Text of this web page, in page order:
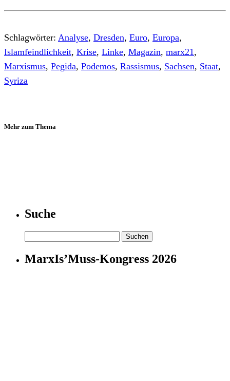
Schlagwörter: Analyse, Dresden, Euro, Europa,
Islamfeindlichkeit, Krise, Linke, Magazin, marx21,
Marxismus, Pegida, Podemos, Rassismus, Sachsen, Staat,
Syriza
Mehr zum Thema
Suche
nach:
MarxIs’Muss-Kongress 2026